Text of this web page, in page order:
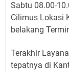
Sabtu 08.00-
Cilimus Lokasi
belakang
Terakhir
tepatnya di